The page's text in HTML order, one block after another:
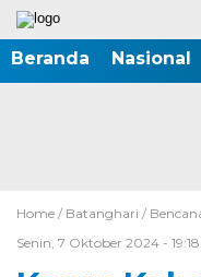
Beranda Nasional
Home / Batanghari /
Senin, 7 Oktober 2024 -